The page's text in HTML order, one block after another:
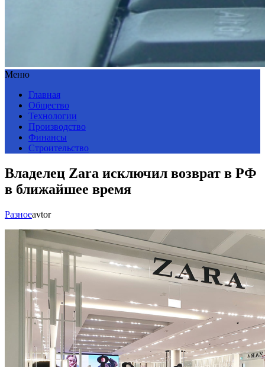
Меню
Главная
Общество
Технологии
Производство
Финансы
Строительство
Владелец Zara исключил возврат в РФ
в ближайшее время
Разноеavtor